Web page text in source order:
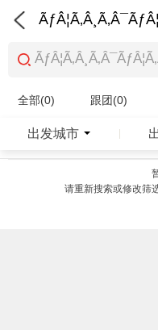
全部(0) 跟团(0)
特产商品(0)
出发城市
请重新搜索或修改筛